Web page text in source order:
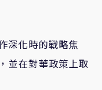
深化時的戰略焦
並在對華政策上取